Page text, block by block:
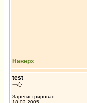
Наверх
test
一心
Зарегистрирован:
18.02.2005